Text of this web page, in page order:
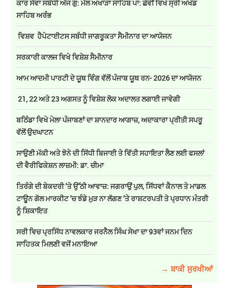
ਕਾਰ ਸੇਵਾ ਸਬੰਧੀ ਅੱਜ ਗੁ: ਮੱਲ ਅਖਾੜਾ ਸਾਹਿਬ ਪਾ: ਛੇਵੀਂ ਵਿਖੇ ਸ੍ਰੀ ਅਖੰਡ
ਸਾਹਿਬ ਅਰੰਭ
ਵਿਸ਼ਵ ਹੈਪੇਟਾਈਟਸ ਸਬੰਧੀ ਜਾਗਰੂਕਤਾ ਸੈਮੀਨਾਰ ਦਾ ਆਯੋਜਨ
ਸਰਕਾਰੀ ਕਾਲਜ ਵਿਖੇ ਵਿਸ਼ੇਸ਼ ਸੈਮੀਨਾਰ
ਆਮ ਆਦਮੀ ਪਾਰਟੀ ਦੇ ਯੂਥ ਵਿੰਗ ਵੱਲੋਂ ਪੰਜਾਬ ਯੂਥ ਰਨ- 2026 ਦਾ ਆਯੋਜਨ
21, 22 ਅਤੇ 23 ਅਗਸਤ ਨੂੰ ਵਿਸ਼ੇਸ਼ ਲੋਕ ਅਦਾਲਤ ਲਗਾਈ ਜਾਵੇਗੀ
ਬਠਿੰਡਾ ਵਿਖੇ ਮੇਲਾ ਪੰਜਾਬਣਾਂ ਦਾ ਸ਼ਾਨਦਾਰ ਆਗਾਜ਼, ਅਦਾਕਾਰਾ ਪ੍ਰੀਤੀ ਸਪਰੂ
ਵੱਲੋਂ ਉਦਘਾਟਨ
ਸਾਉਣੀ ਮੱਕੀ ਅਤੇ ਝੋਨੇ ਦੀ ਸਿੱਧੀ ਬਿਜਾਈ ਤੇ ਵਿੱਤੀ ਸਹਾਇਤਾ ਲੈਣ ਲਈ ਫਸਲਾਂ
ਦੀ ਵੈਰੀਫਿਕੇਸ਼ਨ ਲਾਜ਼ਮੀ: ਡਾ. ਚੀਮਾ
ਤਿਰੰਗੇ ਦੀ ਬੇਕਦਰੀ ’ਤੇ ਉੱਠੀ ਆਵਾਜ਼: ਜਗਰਾਉਂ ਪੁਲ, ਸਿੱਧਵਾਂ ਕੈਨਾਲ ਤੇ ਮਾਡਲ
ਟਾਊਨ ਗੋਲ ਮਾਰਕੀਟ ’ਚ ਝੰਡੇ ਮੁੜ ਨਾ ਲੱਗਣ ’ਤੇ ਰਾਸ਼ਟਰਪਤੀ ਤੇ ਪ੍ਰਧਾਨ ਮੰਤਰੀ
ਨੂੰ ਸ਼ਿਕਾਇਤ
ਸਰੀ ਵਿਚ ਪ੍ਰਸਿੱਧ ਨਾਵਲਕਾਰ ਜਰਨੈਲ ਸਿੰਘ ਸੇਖਾ ਦਾ 93ਵਾਂ ਜਨਮ ਦਿਨ
ਸਾਹਿਤਕ ਮਿਲਣੀ ਵਜੋਂ ਮਨਾਇਆ
→ ਬਾਕੀ ਸੁਰਖੀਆਂ